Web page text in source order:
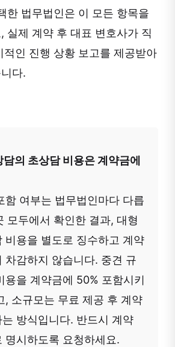
한 법무법인은 이 모든 항목을
실제 계약 후 대표 변호사가 직
적인 진행 상황 보고를 제공받아
다.
담의 초상담 비용은 계약금에
함 여부는 법무법인마다 다릅
모두에서 확인한 결과, 대형
비용을 별도로 징수하고 계약
차감하지 않습니다. 중견 규
용을 계약금에 50% 포함시키
, 소규모는 무료 제공 후 계약
방식입니다. 반드시 계약
명시하도록 요청하세요.